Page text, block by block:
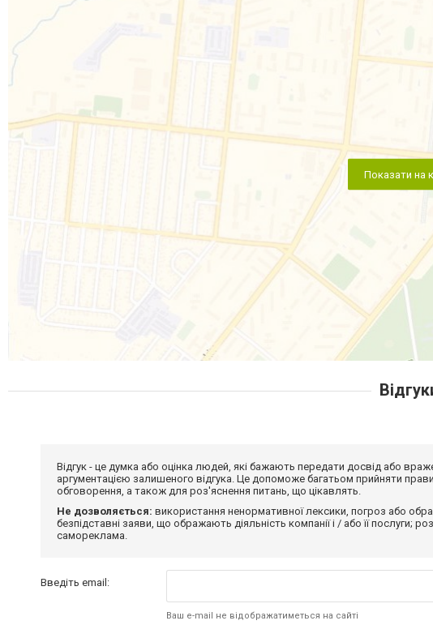
Показати на
Відгук - це думка або оцінка людей, які бажають передати досвід або
аргументацією залишеного відгука. Це допоможе багатьом прийняти
обговорення, а також для роз'яснення питань, що цікавлять.
Не дозволяється: використання ненормативної лексики, погроз або
безпідставні заяви, що ображають діяльність компанії і / або її послуги;
самореклама.
Введіть email:
Ваш e-mail не відображатиметься на сайті